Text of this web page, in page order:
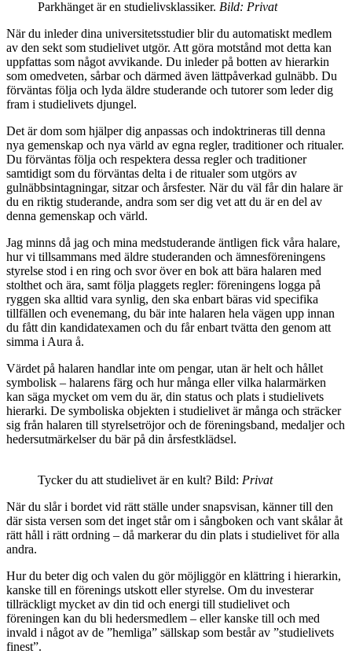
Parkhänget är en studielivsklassiker. Bild: Privat
När du inleder dina universitetsstudier blir du automatiskt medlem
av den sekt som studielivet utgör. Att göra motstånd mot detta kan
uppfattas som något avvikande. Du inleder på botten av hierarkin
som omedveten, sårbar och därmed även lättpåverkad gulnäbb. Du
förväntas följa och lyda äldre studerande och tutorer som leder dig
fram i studielivets djungel.
Det är dom som hjälper dig anpassas och indoktrineras till denna
nya gemenskap och nya värld av egna regler, traditioner och ritualer.
Du förväntas följa och respektera dessa regler och traditioner
samtidigt som du förväntas delta i de ritualer som utgörs av
gulnäbbsintagningar, sitzar och årsfester. När du väl får din halare är
du en riktig studerande, andra som ser dig vet att du är en del av
denna gemenskap och värld.
Jag minns då jag och mina medstuderande äntligen fick våra halare,
hur vi tillsammans med äldre studeranden och ämnesföreningens
styrelse stod i en ring och svor över en bok att bära halaren med
stolthet och ära, samt följa plaggets regler: föreningens logga på
ryggen ska alltid vara synlig, den ska enbart bäras vid specifika
tillfällen och evenemang, du bär inte halaren hela vägen upp innan
du fått din kandidatexamen och du får enbart tvätta den genom att
simma i Aura å.
Värdet på halaren handlar inte om pengar, utan är helt och hållet
symbolisk – halarens färg och hur många eller vilka halarmärken
kan säga mycket om vem du är, din status och plats i studielivets
hierarki. De symboliska objekten i studielivet är många och sträcker
sig från halaren till styrelsetröjor och de föreningsband, medaljer och
hedersutmärkelser du bär på din årsfestklädsel.
Tycker du att studielivet är en kult? Bild: Privat
När du slår i bordet vid rätt ställe under snapsvisan, känner till den
där sista versen som det inget står om i sångboken och vant skålar åt
rätt håll i rätt ordning – då markerar du din plats i studielivet för alla
andra.
Hur du beter dig och valen du gör möjliggör en klättring i hierarkin,
kanske till en förenings utskott eller styrelse. Om du investerar
tillräckligt mycket av din tid och energi till studielivet och
föreningen kan du bli hedersmedlem – eller kanske till och med
invald i något av de ”hemliga” sällskap som består av ”studielivets
finest”.